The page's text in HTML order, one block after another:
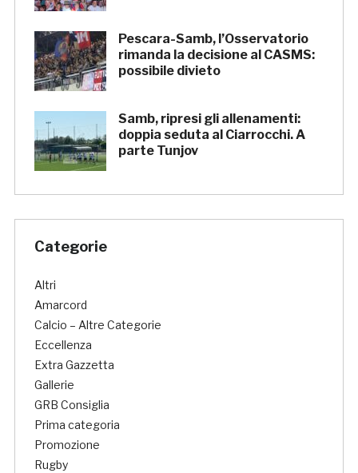
Pescara-Samb, l’Osservatorio
rimanda la decisione al CASMS:
possibile divieto
Samb, ripresi gli allenamenti:
doppia seduta al Ciarrocchi. A
parte Tunjov
Categorie
Altri
Amarcord
Calcio – Altre Categorie
Eccellenza
Extra Gazzetta
Gallerie
GRB Consiglia
Prima categoria
Promozione
Rugby